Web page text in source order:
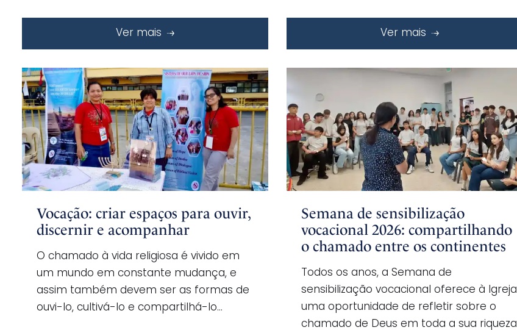
Ver mais Ver mais
Vocação: criar espaços para ouvir,
discernir e acompanhar
O chamado à vida religiosa é vivido em
um mundo em constante mudança, e
assim também devem ser as formas de
ouvi-lo, cultivá-lo e compartilhá-lo…
Semana de sensibilização
vocacional 2026: compartilhando
o chamado entre os continentes
Todos os anos, a Semana de
sensibilização vocacional oferece à Igreja
uma oportunidade de refletir sobre o
chamado de Deus em toda a sua riqueza